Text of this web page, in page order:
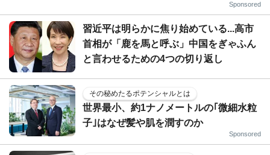
Sponsored
習近平は明らかに焦り始めている...高市
首相が「鹿を馬と呼ぶ」中国をぎゃふん
と言わせるための4つの切り返し
その秘めたるポテンシャルとは
世界最小、約1ナノメートルの｢微細水粒
子｣はなぜ髪や肌を潤すのか
Sponsored